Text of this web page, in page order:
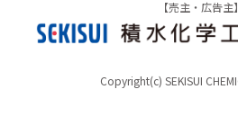
【売主・広告主】
Copyright(c) SEKISUI